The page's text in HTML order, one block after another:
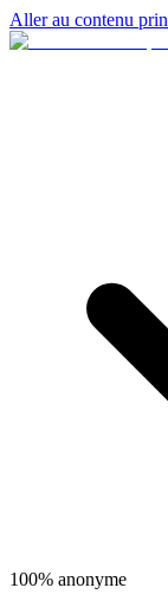
Aller au contenu
100% anonyme